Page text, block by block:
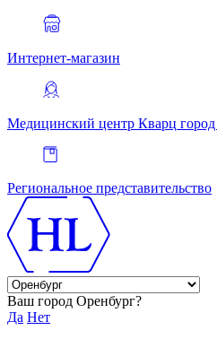
Интернет-магазин
Медицинский центр Кварц
Региональное представительство
Ваш город Оренбург?
Да Нет